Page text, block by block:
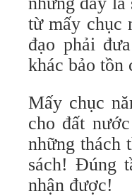
từ mấy chục
đạo phải
khác bảo tồn
Mấy chục
cho đất
những thách
sách! Đúng
nhận được!